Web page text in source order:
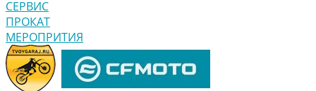
СЕРВИС
ПРОКАТ
МЕРОПРИТИЯ